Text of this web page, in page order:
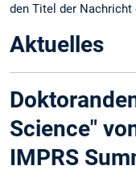
den Titel der Nachricht
Aktuelles
Science"
IMPRS